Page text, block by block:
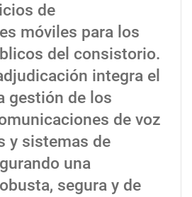
de
móviles para los
del consistorio.
integra el
gestión de los
de voz
y sistemas de
una
segura y de